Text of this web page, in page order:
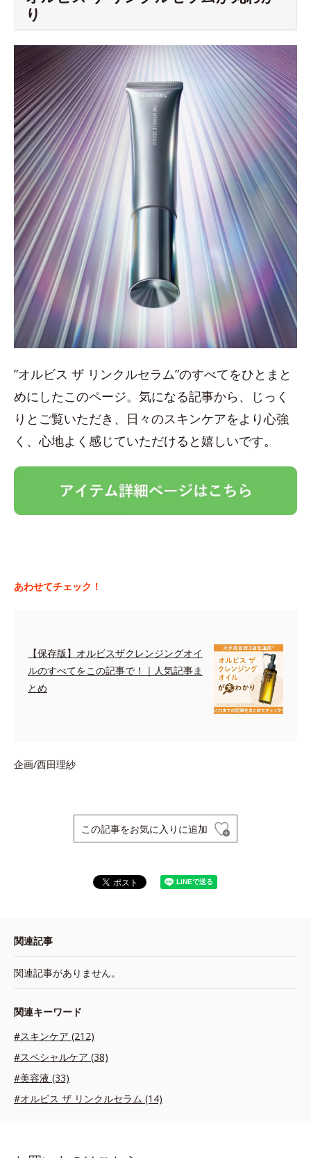
り
”オルビス ザ リンクルセラム”のすべてをひとまと
めにしたこのページ。気になる記事から、じっく
りとご覧いただき、日々のスキンケアをより心強
く、心地よく感じていただけると嬉しいです。
あわせてチェック！
【保存版】オルビスザクレンジングオイ
ルのすべてをこの記事で！｜人気記事ま
とめ
企画/西田理紗
この記事をお気に入りに追加
関連記事
関連記事がありません。
関連キーワード
#スキンケア (212)
#スペシャルケア (38)
#美容液 (33)
#オルビス ザ リンクルセラム (14)